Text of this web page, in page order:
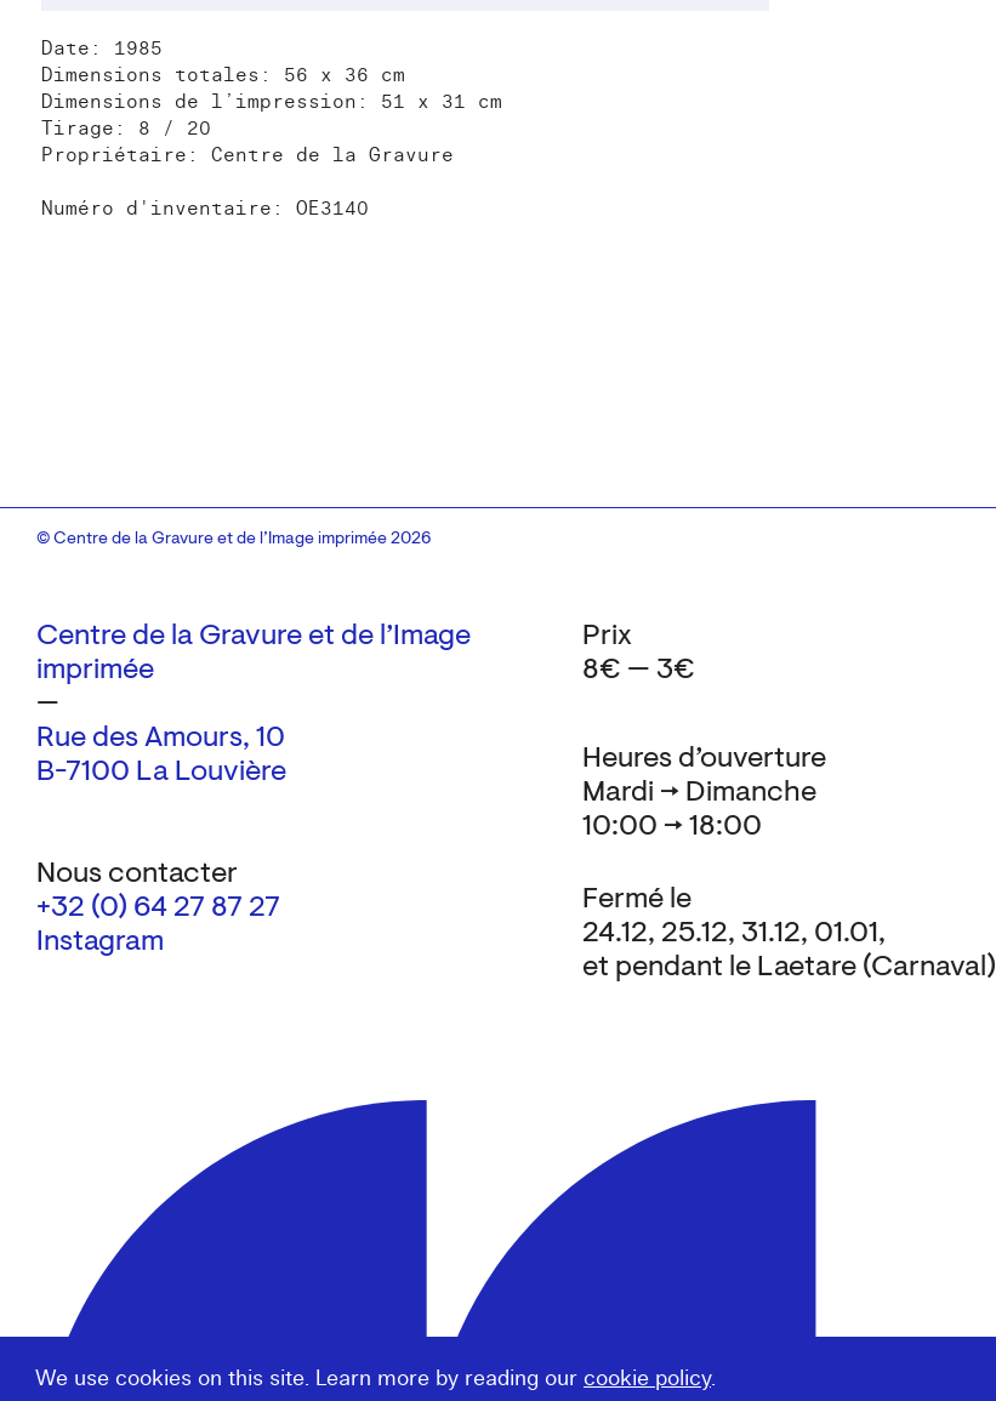
We use cookies on this site. Learn more by reading our cookie policy.
Date: 1985
Dimensions totales: 56 x 36 cm
Dimensions de l’impression: 51 x 31 cm
Tirage: 8 / 20
Propriétaire: Centre de la Gravure
Numéro d'inventaire: OE3140
Centre de la Gravure et de l’Image
imprimée
—
Rue des Amours, 10
B-7100 La Louvière
Nous contacter
+32 (0) 64 27 87 27
Instagram
Heures d’ouverture
Mardi → Dimanche
10:00 → 18:00
Fermé le
24.12, 25.12, 31.12, 01.01,
et pendant le Laetare (Carnaval)
Prix
8€ — 3€
© Centre de la Gravure et de l’Image imprimée 2026